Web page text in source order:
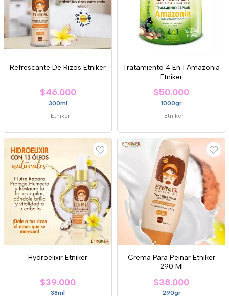
Refrescante De Rizos Etniker
$46.000
300ml
- Etniker
Tratamiento 4 En 1 Amazonia
Etniker
$50.000
1000gr
- Etniker
Hydroelixir Etniker
$39.000
38ml
Crema Para Peinar Etniker
290 Ml
$38.000
290gr